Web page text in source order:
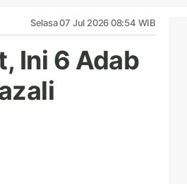
Selasa 07 Jul 2026 08:54 WIB
Ini 6 Adab